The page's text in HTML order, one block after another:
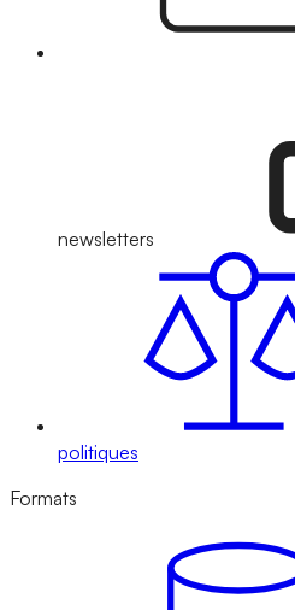
newsletters
politiques
Formats